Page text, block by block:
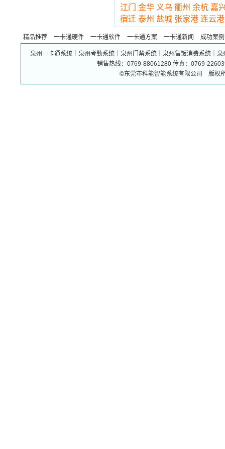
江门 金华 义乌 衢州 余杭 嘉
宿迁 泰州 盐城 张家港 连云港
精品推荐 一卡通硬件 一卡通软件 一卡通方案 一卡通新闻 成功案例
泉州一卡通系统｜泉州考勤系统｜泉州门禁系统｜泉州售饭消费系统｜
销售热线：0769-88061280 传真：0769-
©东莞市科能智能系统有限公司 版权